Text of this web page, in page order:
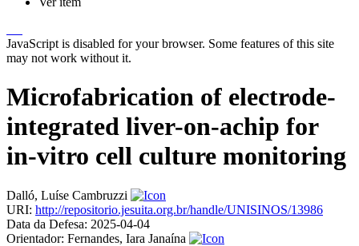
JavaScript is disabled for your browser. Some features of this site
may not work without it.
Microfabrication of electrode-
integrated liver-on-achip for
in-vitro cell culture monitoring
Dalló, Luíse Cambruzzi
URI: http://repositorio.jesuita.org.br/handle/UNISINOS/13986
Data da Defesa: 2025-04-04
Orientador: Fernandes, Iara Janaína